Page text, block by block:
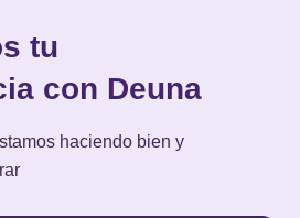
tu
con Deuna
haciendo bien y